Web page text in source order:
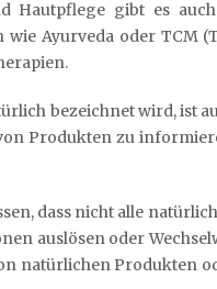
Hautpflege gibt es
Ayurveda oder TCM
bezeichnet wird, ist
Produkten zu
dass nicht alle
auslösen oder
natürlichen Produkten